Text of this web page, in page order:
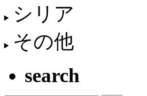
シリア
その他
search